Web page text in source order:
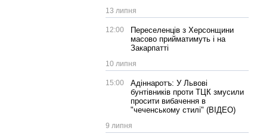
13 липня
12:00
Переселенців з Херсонщини
масово прийматимуть і на
Закарпатті
10 липня
15:00
Адіннаротъ: У Львові
бунтівників проти ТЦК змусили
просити вибачення в
"чеченському стилі" (ВІДЕО)
9 липня